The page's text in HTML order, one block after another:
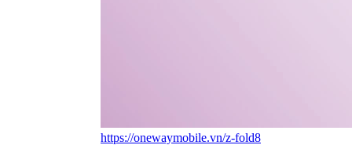
https://onewaymobile.vn/z-fold8